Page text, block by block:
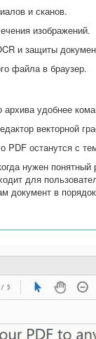
и сканов.
изображений.
и защиты
файла в браузер.
удобнее
векторной
PDF останутся с
нужен
для
документ в